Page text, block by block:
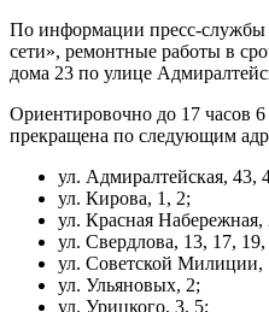
По информации пресс-
сети», ремонтные работы в
дома 23 по улице
Ориентировочно до 17 часов
прекращена по следующим
ул. Адмиралтейская, 43,
ул. Кирова, 1, 2;
ул. Красная Набережная,
ул. Свердлова, 13, 17,
ул. Советской Милиции,
ул. Ульяновых, 2;
ул. Урицкого, 3, 5;